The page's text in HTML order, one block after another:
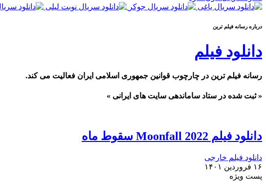
درباره رسانه فيلم ترين
دانلود فیلم
رسانه فیلم ترین در چارچوب قوانین جمهوری اسلامی ایران فعالیت می کند.
« ثبت شده در ستاد ساماندهی سایت های ایرانی »
دانلود فیلم Moonfall 2022 سقوط ماه
دانلود فیلم خارجی
۱۶ فروردین ۱۴۰۱
پست ويژه